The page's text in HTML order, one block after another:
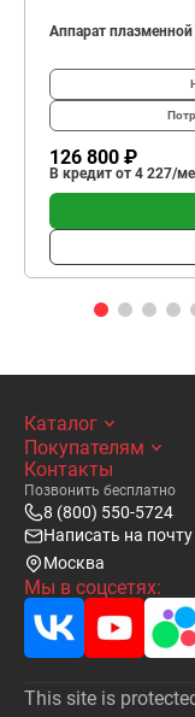
Аппарат плазменной
126 800 ₽
В кредит от 4 227/
Каталог
Покупателям
Контакты
Позвонить бесплатно
8 (800) 550-5724
Написать на почту
Москва
Мы в соцсетях:
This site is